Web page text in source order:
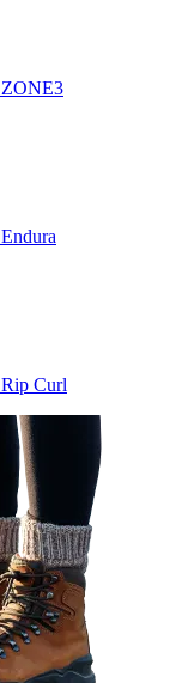
ZONE3
Endura
Rip Curl